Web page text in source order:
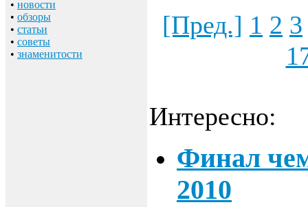
• новости
• обзоры
• статьи
• советы
• знаменитости
[Пред.] 1 2 3
Интересно:
Финал
2010